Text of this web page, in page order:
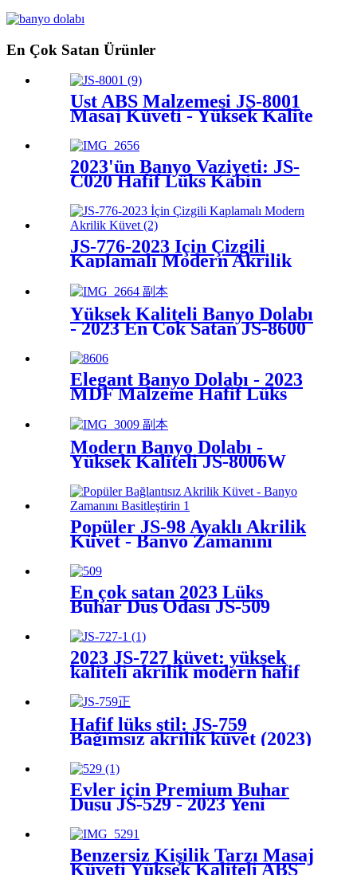
En Çok Satan Ürünler
Üst ABS Malzemesi JS-8001
Masaj Küveti - Yüksek Kalite
2023'ün Banyo Vaziyeti: JS-
C020 Hafif Lüks Kabin
JS-776-2023 İçin Çizgili
Kaplamalı Modern Akrilik
Küvet
Yüksek Kaliteli Banyo Dolabı
- 2023 En Çok Satan JS-8600
Elegant Banyo Dolabı - 2023
MDF Malzeme Hafif Lüks
Modern Banyo Dolabı -
Yüksek Kaliteli JS-8006W
Popüler JS-98 Ayaklı Akrilik
Küvet - Banyo Zamanını
En çok satan 2023 Lüks
Buhar Duş Odası JS-509
2023 JS-727 küvet: yüksek
kaliteli akrilik modern hafif
Hafif lüks stil: JS-759
Bağımsız akrilik küvet (2023)
Evler için Premium Buhar
Duşu JS-529 - 2023 Yeni
Benzersiz Kişilik Tarzı Masaj
Küveti Yüksek Kaliteli ABS